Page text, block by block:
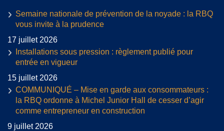
Semaine nationale de prévention de la noyade : la RBQ
vous invite à la prudence
17 juillet 2026
Installations sous pression : règlement publié pour
entrée en vigueur
15 juillet 2026
COMMUNIQUÉ – Mise en garde aux consommateurs :
la RBQ ordonne à Michel Junior Hall de cesser d’agir
comme entrepreneur en construction
9 juillet 2026